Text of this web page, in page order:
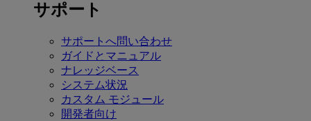
サポート
サポートへ問い合わせ
ガイドとマニュアル
ナレッジベース
システム状況
カスタム モジュール
開発者向け